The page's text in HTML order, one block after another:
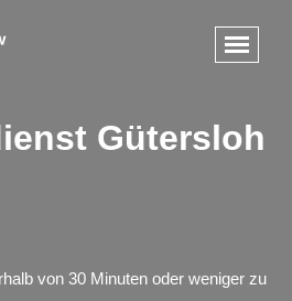
Gütersloh
von 30 Minuten oder weniger zu